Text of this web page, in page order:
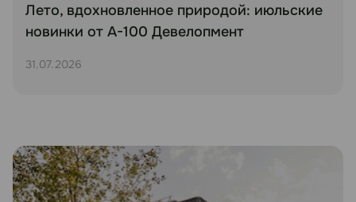
Лето, вдохновленное природой: июльские
новинки от А-100 Девелопмент
31.07.2026